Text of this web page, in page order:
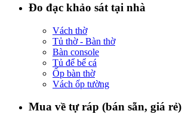
Đo đạc khảo sát tại nhà
Vách thờ
Tủ thờ - Bàn thờ
Bàn console
Tủ để bể cá
Ốp bàn thờ
Vách ốp tường
Mua về tự ráp (bán sẵn, giá rẻ)